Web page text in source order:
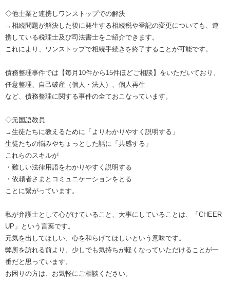
◇他士業と連携しワンストップでの解決
→相続問題が解決した後に発生する相続税や登記の変更についても、連
携している税理士及び司法書士をご紹介できます。
これにより、ワンストップで相続手続きを終了することが可能です。
債務整理事件では【毎月10件から15件ほどご相談】をいただいており、
任意整理、自己破産（個人・法人）、個人再生
など、債務整理に関する事件の全ておこなっています。
◇元国語教員
→生徒たちに教えるために「よりわかりやすく説明する」
生徒たちの悩みやちょっとした話に「共感する」
これらのスキルが
・難しい法律用語をわかりやすく説明する
・依頼者さまとコミュニケーションをとる
ことに繋がっています。
私が弁護士として心がけていること、大事にしていることは、「CHEER
UP」という言葉です。
元気を出してほしい、心を和らげてほしいという意味です。
弊所を訪れる前より、少しでも気持ちが軽くなっていただけることが一
番だと思っています。
お困りの方は、お気軽にご相談ください。